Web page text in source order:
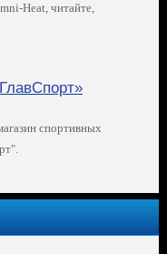
Heat, читайте,
спортивных